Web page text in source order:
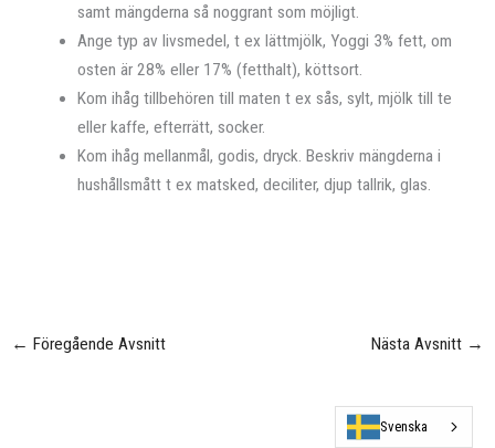
samt mängderna så noggrant som möjligt.
Ange typ av livsmedel, t ex lättmjölk, Yoggi 3% fett, om
osten är 28% eller 17% (fetthalt), köttsort.
Kom ihåg tillbehören till maten t ex sås, sylt, mjölk till te
eller kaffe, efterrätt, socker.
Kom ihåg mellanmål, godis, dryck. Beskriv mängderna i
hushållsmått t ex matsked, deciliter, djup tallrik, glas.
← Föregående Avsnitt Nästa Avsnitt →
Svenska